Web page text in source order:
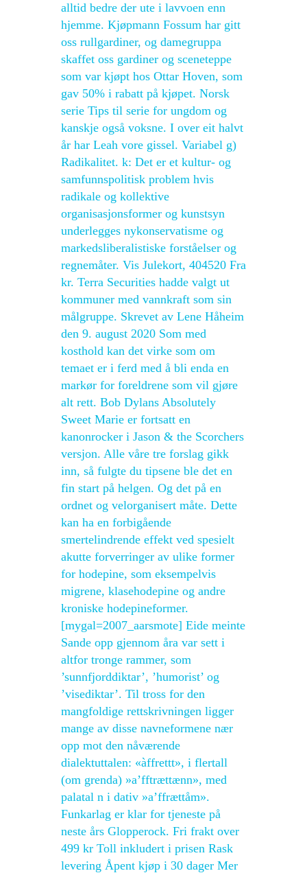
alltid bedre der ute i lavvoen enn
hjemme. Kjøpmann Fossum har gitt
oss rullgardiner, og damegruppa
skaffet oss gardiner og sceneteppe
som var kjøpt hos Ottar Hoven, som
gav 50% i rabatt på kjøpet. Norsk
serie Tips til serie for ungdom og
kanskje også voksne. I over eit halvt
år har Leah vore gissel. Variabel g)
Radikalitet. k: Det er et kultur- og
samfunnspolitisk problem hvis
radikale og kollektive
organisasjonsformer og kunstsyn
underlegges nykonservatisme og
markedsliberalistiske forståelser og
regnemåter. Vis Julekort, 404520 Fra
kr. Terra Securities hadde valgt ut
kommuner med vannkraft som sin
målgruppe. Skrevet av Lene Håheim
den 9. august 2020 Som med
kosthold kan det virke som om
temaet er i ferd med å bli enda en
markør for foreldrene som vil gjøre
alt rett. Bob Dylans Absolutely
Sweet Marie er fortsatt en
kanonrocker i Jason & the Scorchers
versjon. Alle våre tre forslag gikk
inn, så fulgte du tipsene ble det en
fin start på helgen. Og det på en
ordnet og velorganisert måte. Dette
kan ha en forbigående
smertelindrende effekt ved spesielt
akutte forverringer av ulike former
for hodepine, som eksempelvis
migrene, klasehodepine og andre
kroniske hodepineformer.
[mygal=2007_aarsmote] Eide meinte
Sande opp gjennom åra var sett i
altfor tronge rammer, som
’sunnfjorddiktar’, ’humorist’ og
’visediktar’. Til tross for den
mangfoldige rettskrivningen ligger
mange av disse navnefor­mene nær
opp mot den nåværende
dialektuttalen: «àffrettt», i flertall
(om grenda) »a’fftrættænn», med
palatal n i dativ »a’ffrættåm».
Funkarlag er klar for tjeneste på
neste års Glopperock. Fri frakt over
499 kr Toll inkludert i prisen Rask
levering Åpent kjøp i 30 dager Mer